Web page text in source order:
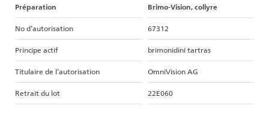
Préparation Brimo-Vision, collyre
No d’autorisation 67312
Principe actif brimonidini tartras
Titulaire de l’autorisation OmniVision AG
Retrait du lot 22E060